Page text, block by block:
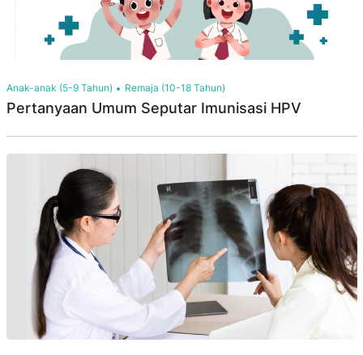
Anak-anak (5-9 Tahun) Remaja (10-18 Tahun)
Pertanyaan Umum Seputar Imunisasi HPV